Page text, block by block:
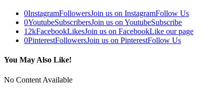
0InstagramFollowersJoin us on InstagramFollow Us
0YoutubeSubscribersJoin us on YoutubeSubscribe
12kFacebookLikesJoin us on FacebookLike our page
0PinterestFollowersJoin us on PinterestFollow Us
You May Also Like!
No Content Available